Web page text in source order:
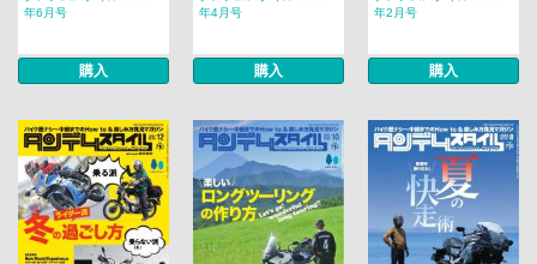
年6月号
購入
年4月号
購入
年2月号
購入